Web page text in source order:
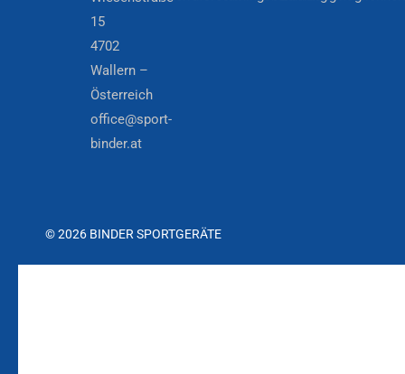
15
4702
Wallern –
Österreich
office@sport-
binder.at
© 2026 BINDER SPORTGERÄTE